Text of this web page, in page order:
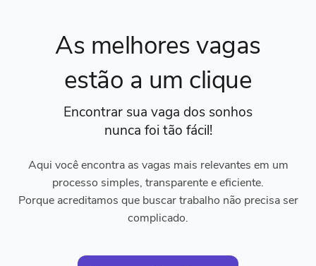
As melhores vagas
estão a um clique
Encontrar sua vaga dos sonhos
nunca foi tão fácil!
Aqui você encontra as vagas mais relevantes em um
processo simples, transparente e eficiente.
Porque acreditamos que buscar trabalho não precisa ser
complicado.